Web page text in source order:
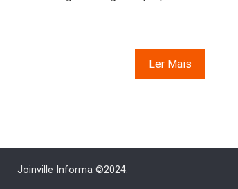
Ler Mais
Joinville Informa ©2024.